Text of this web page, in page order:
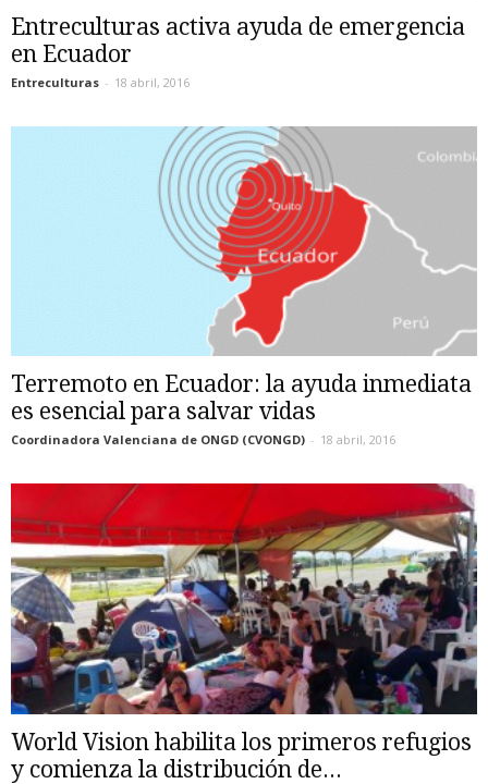
Entreculturas activa ayuda de emergencia
en Ecuador
Entreculturas - 18 abril, 2016
Terremoto en Ecuador: la ayuda inmediata
es esencial para salvar vidas
Coordinadora Valenciana de ONGD (CVONGD) - 18 abril, 2016
World Vision habilita los primeros refugios
y comienza la distribución de...